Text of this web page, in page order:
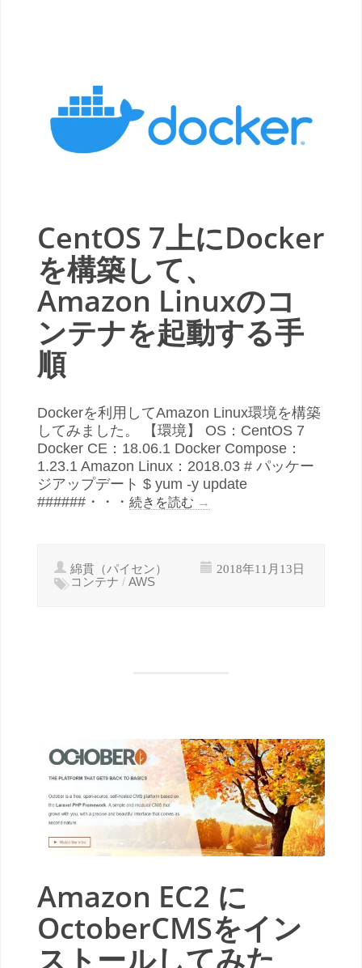
CentOS 7上にDocker
を構築して、
Amazon Linuxのコ
ンテナを起動する手
順
Dockerを利用してAmazon Linux環境を構築
してみました。 【環境】 OS：CentOS 7
Docker CE：18.06.1 Docker Compose：
1.23.1 Amazon Linux：2018.03 # パッケー
ジアップデート $ yum -y update
######・・・ 続きを読む →
綿貫（パイセン） 2018年11月13日
コンテナ / AWS
Amazon EC2 に
OctoberCMSをイン
ストールしてみた